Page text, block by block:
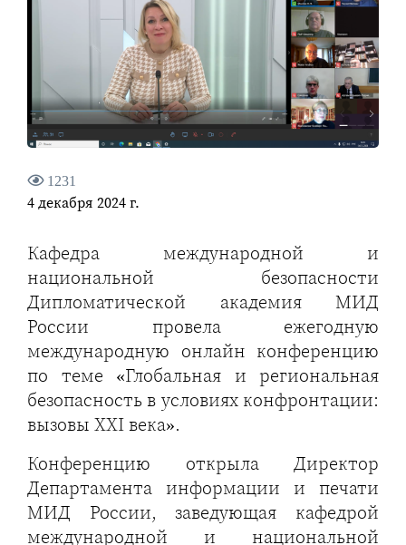
1231
4 декабря 2024 г.
Кафедра международной и
национальной безопасности
Дипломатической академия МИД
России провела ежегодную
международную онлайн конференцию
по теме «Глобальная и региональная
безопасность в условиях конфронтации:
вызовы XXI века».
Конференцию открыла Директор
Департамента информации и печати
МИД России, заведующая кафедрой
международной и национальной